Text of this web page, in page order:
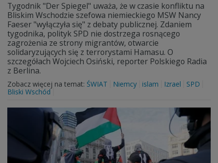
Tygodnik "Der Spiegel" uważa, że w czasie konfliktu na
Bliskim Wschodzie szefowa niemieckiego MSW Nancy
Faeser "wyłączyła się" z debaty publicznej. Zdaniem
tygodnika, polityk SPD nie dostrzega rosnącego
zagrożenia ze strony migrantów, otwarcie
solidaryzujących się z terrorystami Hamasu. O
szczegółach Wojciech Osiński, reporter Polskiego Radia
z Berlina.
Zobacz więcej na temat: ŚWIAT Niemcy islam Izrael
SPD
Bliski Wschód